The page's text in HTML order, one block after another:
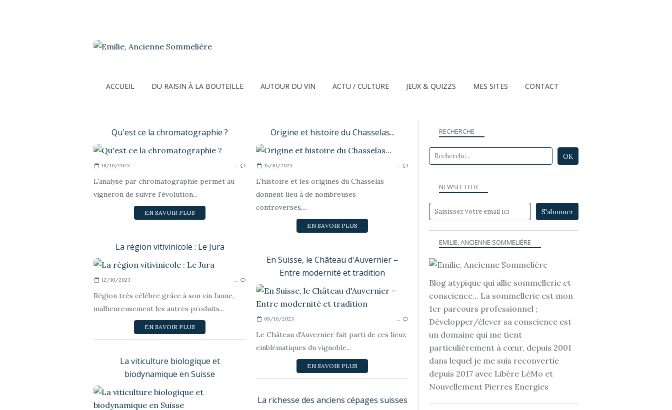
ACCUEIL DU RAISIN À LA BOUTEILLE AUTOUR DU VIN ACTU / CULTURE JEUX & QUIZZS MES SITES CONTACT
Qu'est ce la chromatographie ?
DANS LE CHAI - OENOLOGIE...
18/10/2023 …
L'analyse par chromatographie permet au
vigneron de suivre l'évolution...
EN SAVOIR PLUS
Origine et histoire du Chasselas...
CÉPAGES FRANÇAIS ETC...
15/10/2023 …
L'histoire et les origines du Chasselas
donnent lieu à de nombreuses
controverses,...
EN SAVOIR PLUS
La région vitivinicole : Le Jura
LES RÉGIONS VITICOLES- VINICOLES
12/10/2023 …
Région très célèbre grâce à son vin Jaune,
malheureusement les autres produits...
EN SAVOIR PLUS
En Suisse, le Château d'Auvernier –
Entre modernité et tradition
DOMAINES ET OENO-TOURISME
09/10/2023 …
Le Château d'Auvernier fait parti de ces lieux
emblématiques du vignoble...
EN SAVOIR PLUS
La viticulture biologique et
biodynamique en Suisse
LES RÉGIONS VITICOLES- VINICOLES
La richesse des anciens cépages suisses
NEWSLETTER
RECHERCHE
EMILIE, ANCIENNE SOMMELIÈRE
Blog atypique qui allie sommellerie et
conscience... La sommellerie est mon
1er parcours professionnel ;
Développer/élever sa conscience est
un domaine qui me tient
particulièrement à cœur, depuis 2001
dans lequel je me suis reconvertie
depuis 2017 avec Libère LèMo et
Nouvellement Pierres Energies